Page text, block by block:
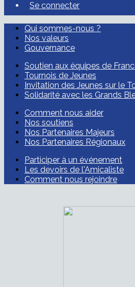
Se connecter
Qui sommes-nous ?
Nos valeurs
Gouvernance
Soutien aux équipes de
Tournois de Jeunes
Invitation des Jeunes sur le
Solidarité avec les Grands
Comment nous aider
Nos soutiens
Nos Partenaires Majeurs
Nos Partenaires Régionaux
Participer à un événement
Les devoirs de l'Amicaliste
Comment nous rejoindre